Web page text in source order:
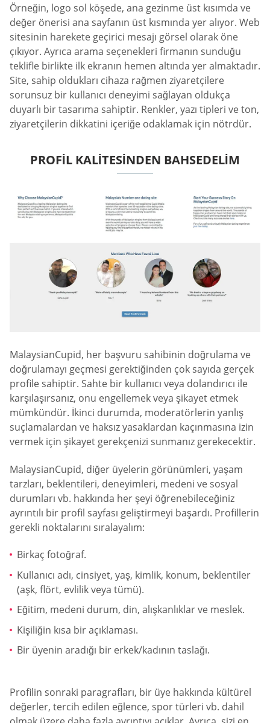
Örneğin, logo sol köşede, ana gezinme üst kısımda ve
değer önerisi ana sayfanın üst kısmında yer alıyor. Web
sitesinin harekete geçirici mesajı görsel olarak öne
çıkıyor. Ayrıca arama seçenekleri firmanın sunduğu
teklifle birlikte ilk ekranın hemen altında yer almaktadır.
Site, sahip oldukları cihaza rağmen ziyaretçilere
sorunsuz bir kullanıcı deneyimi sağlayan oldukça
duyarlı bir tasarıma sahiptir. Renkler, yazı tipleri ve ton,
ziyaretçilerin dikkatini içeriğe odaklamak için nötrdür.
PROFIL KALITESINDEN BAHSEDELIM
MalaysianCupid, her başvuru sahibinin doğrulama ve
doğrulamayı geçmesi gerektiğinden çok sayıda gerçek
profile sahiptir. Sahte bir kullanıcı veya dolandırıcı ile
karşılaşırsanız, onu engellemek veya şikayet etmek
mümkündür. İkinci durumda, moderatörlerin yanlış
suçlamalardan ve haksız yasaklardan kaçınmasına izin
vermek için şikayet gerekçenizi sunmanız gerekecektir.
MalaysianCupid, diğer üyelerin görünümleri, yaşam
tarzları, beklentileri, deneyimleri, medeni ve sosyal
durumları vb. hakkında her şeyi öğrenebileceğiniz
ayrıntılı bir profil sayfası geliştirmeyi başardı. Profillerin
gerekli noktalarını sıralayalım:
Birkaç fotoğraf.
Kullanıcı adı, cinsiyet, yaş, kimlik, konum, beklentiler
(aşk, flört, evlilik veya tümü).
Eğitim, medeni durum, din, alışkanlıklar ve meslek.
Kişiliğin kısa bir açıklaması.
Bir üyenin aradığı bir erkek/kadının taslağı.
Profilin sonraki paragrafları, bir üye hakkında kültürel
değerler, tercih edilen eğlence, spor türleri vb. dahil